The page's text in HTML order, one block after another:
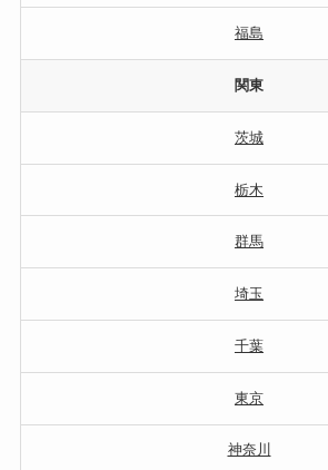
福島
関東
茨城
栃木
群馬
埼玉
千葉
東京
神奈川